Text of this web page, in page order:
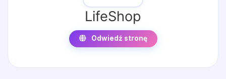
LifeShop
Odwiedź stronę